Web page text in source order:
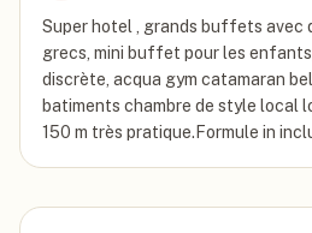
Super hotel , grands buffets avec
grecs, mini buffet pour les
discrète, acqua gym catamaran
batiments chambre de style local
150 m très pratique.Formule in